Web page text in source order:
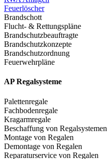
Feuerlöscher
Brandschott
Flucht- & Rettungspläne
Brandschutzbeauftragte
Brandschutzkonzepte
Brandschutzordnung
Feuerwehrpläne
AP Regalsysteme
Palettenregale
Fachbodenregale
Kragarmregale
Beschaffung von Regalsystemen
Montage von Regalen
Demontage von Regalen
Reparaturservice von Regalen